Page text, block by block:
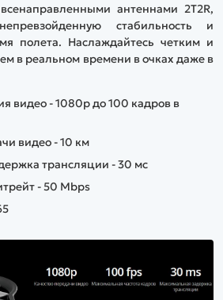
антеннами 2T2R,
стабильность и
полета. Наслаждайтесь четким и
в реальном времени в очках даже в
видео - 1080p до 100 кадров в
видео - 10 км
трансляции - 30 мс
- 50 Mbps